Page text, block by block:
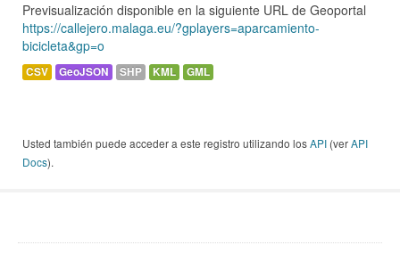
Previsualización disponible en la siguiente URL de Geoportal
https://callejero.malaga.eu/?gplayers=aparcamiento-
bicicleta&gp=o
CSV GeoJSON SHP KML GML
Usted también puede acceder a este registro utilizando losAPI (verAPI
Docs).